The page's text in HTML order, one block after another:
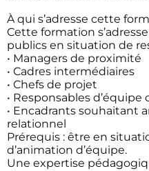
À qui s’adresse cette
Cette formation
publics en situation de
• Managers de proximité
• Cadres intermédiaires
• Chefs de projet
• Responsables d’équipe
• Encadrants souhaitant
relationnel
Prérequis : être en
d’animation d’équipe.
Une expertise